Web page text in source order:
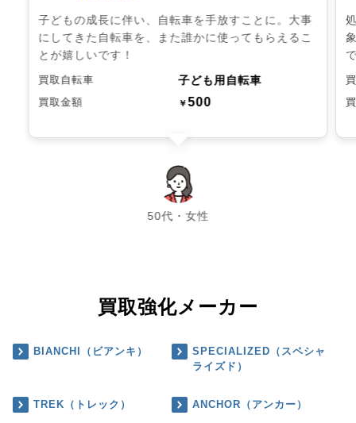
子どもの成長に伴い、自転車を手放すことに。大事
にしてきた自転車を、また誰かに使ってもらえるこ
とが嬉しいです！
買取自転車 子ども用自転車
買取金額 ￥500
50代・女性
chevron_left chevron_right
買取強化メーカー
BIANCHI（ビアンキ）
SPECIALIZED（スペシャ
ライズド）
TREK（トレック） ANCHOR（アンカー）